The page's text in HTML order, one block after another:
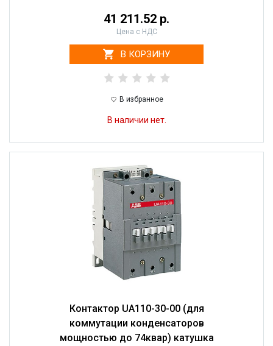
41 211.52 р.
Цена с НДС
В КОРЗИНУ
В избранное
В наличии нет.
Контактор UA110-30-00 (для
коммутации конденсаторов
мощностью до 74квар) катушка